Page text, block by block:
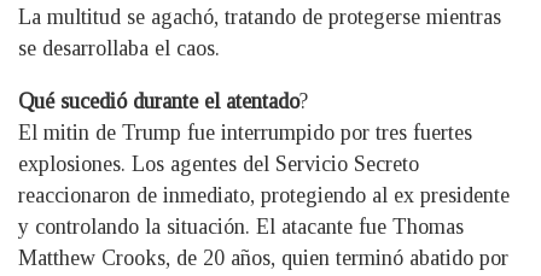
La multitud se agachó, tratando de protegerse mientras
se desarrollaba el caos.
Qué sucedió durante el atentado?
El mitin de Trump fue interrumpido por tres fuertes
explosiones. Los agentes del Servicio Secreto
reaccionaron de inmediato, protegiendo al ex presidente
y controlando la situación. El atacante fue Thomas
Matthew Crooks, de 20 años, quien terminó abatido por